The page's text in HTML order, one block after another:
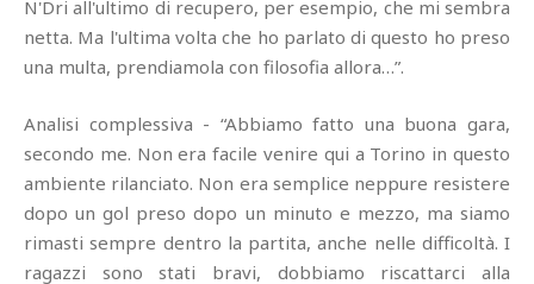
N'Dri all'ultimo di recupero, per esempio, che mi sembra
netta. Ma l'ultima volta che ho parlato di questo ho preso
una multa, prendiamola con filosofia allora…”.
Analisi complessiva - “Abbiamo fatto una buona gara,
secondo me. Non era facile venire qui a Torino in questo
ambiente rilanciato. Non era semplice neppure resistere
dopo un gol preso dopo un minuto e mezzo, ma siamo
rimasti sempre dentro la partita, anche nelle difficoltà. I
ragazzi sono stati bravi, dobbiamo riscattarci alla